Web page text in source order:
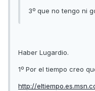
3º que no tengo ni
Haber Lugardio.
1º Por el tiempo creo
http://